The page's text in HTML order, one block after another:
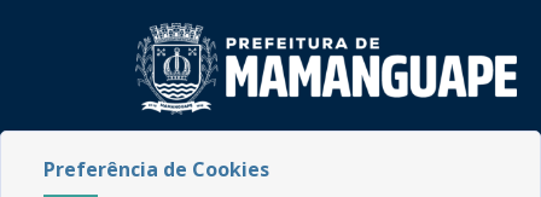
CEP: 58.280-000 - Mamanguape/PB
Preferência de Cookies